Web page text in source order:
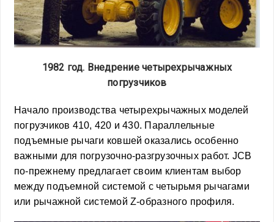
1982 год. Внедрение четырехрычажных
погрузчиков
Начало производства четырехрычажных моделей
погрузчиков 410, 420 и 430. Параллельные
подъемные рычаги ковшей оказались особенно
важными для погрузочно-разгрузочных работ. JCB
по-прежнему предлагает своим клиентам выбор
между подъемной системой с четырьмя рычагами
или рычажной системой Z-образного профиля.